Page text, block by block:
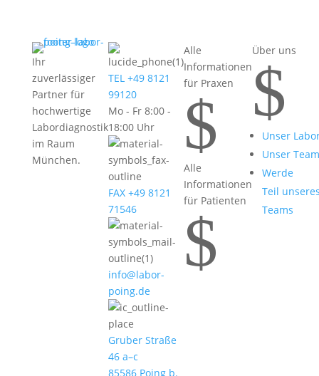
Ihr
zuverlässiger
Partner für
hochwertige
Labordiagnostik
im Raum
München.
TEL +49 8121
99120
Mo - Fr 8:00 -
18:00 Uhr
FAX +49 8121
71546
info@labor-
poing.de
Gruber Straße
46 a–c
85586 Poing b.
Alle
Informationen
für Praxen
$
Alle
Informationen
für Patienten
$
Über uns
$
Unser
Unser Team
Werde
Teil
Teams